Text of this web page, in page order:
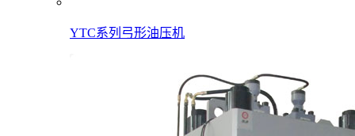
YTC系列弓形油压机